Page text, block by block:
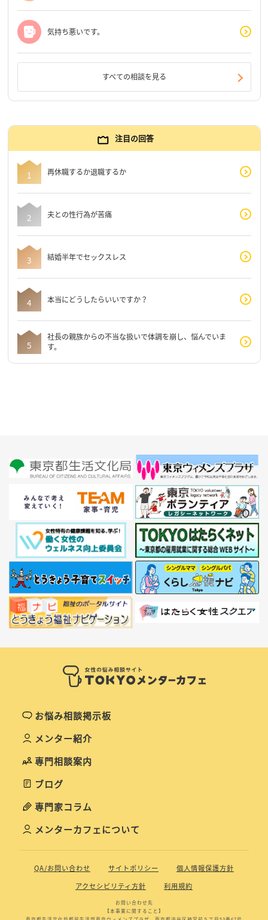
気持ち悪いです。
すべての相談を見る
注目の回答
再休職するか退職するか
夫との性行為が苦痛
結婚半年でセックスレス
本当にどうしたらいいですか？
社長の親族からの不当な扱いで体調を崩し、悩んでいま
す。
お悩み相談掲示板
メンター紹介
専門相談案内
ブログ
専門家コラム
メンターカフェについて
QA/お問い合わせ サイトポリシー
個人情報保護方針
アクセシビリティ方針
利用規約
お問い合わせ先
【本事業に関すること】